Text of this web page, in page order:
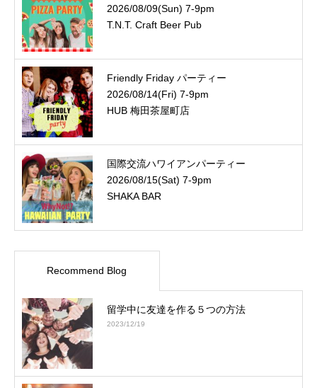
2026/08/09(Sun) 7-9pm
T.N.T. Craft Beer Pub
Friendly Friday パーティー
2026/08/14(Fri) 7-9pm
HUB 梅田茶屋町店
国際交流ハワイアンパーティー
2026/08/15(Sat) 7-9pm
SHAKA BAR
Recommend Blog
留学中に友達を作る５つの方法
2023/12/19